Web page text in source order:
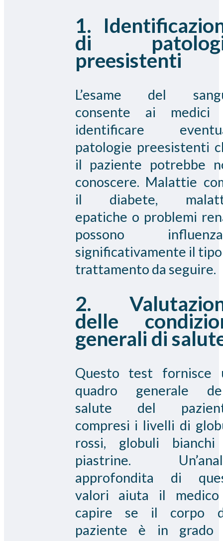
1.
di
preesistenti
L’esame del
consente ai medici
identificare
patologie preesistenti
il paziente potrebbe
conoscere. Malattie
il diabete,
epatiche o problemi
possono
significativamente il
trattamento da seguire.
2.
delle
generali di
Questo test fornisce
quadro generale
salute del
compresi i livelli di
rossi, globuli
piastrine.
approfondita di
valori aiuta il
capire se il corpo
paziente è in grado